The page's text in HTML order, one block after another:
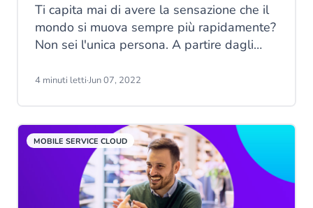
Ti capita mai di avere la sensazione che il
mondo si muova sempre più rapidamente?
Non sei l'unica persona. A partire dagli
accelerato il nostro modo di vivere e di
ha fatto viaggiare alla velocità della luce.
4 minuti letti·Jun 07, 2022
MOBILE SERVICE CLOUD